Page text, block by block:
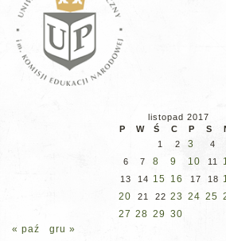
listopad 2017
P
W Ś C P S
1
2 3 4
6
7 8 9 10 11
13 14 15 16 17 18
20
21 22 23 24 25
27 28 29 30
« paź
gru »